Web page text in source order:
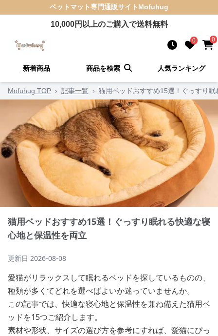
ペットマット専門通販サイト Mofuhug
10,000円以上のご購入で送料無料
0 0
新着商品 商品を検索 人気ランキング
Mofuhug TOP › 記事一覧 › 猫用ベッドおすすめ15選！ぐっすり
猫用ベッドおすすめ15選！ぐっすり眠れる快適な寝
心地と保温性を両立
更新日 2026-08-08
愛猫がリラックスして眠れるベッドを探しているものの、
種類が多くてどれを選べばよいか迷っていませんか。
この記事では、快適な寝心地と保温性を兼ね備えた猫用ベ
ッドを15つご紹介します。
素材や形状、サイズの選び方を参考にすれば、愛猫にぴっ